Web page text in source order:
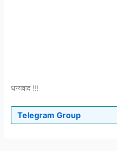
धन्यवाद !!!
Telegram Group